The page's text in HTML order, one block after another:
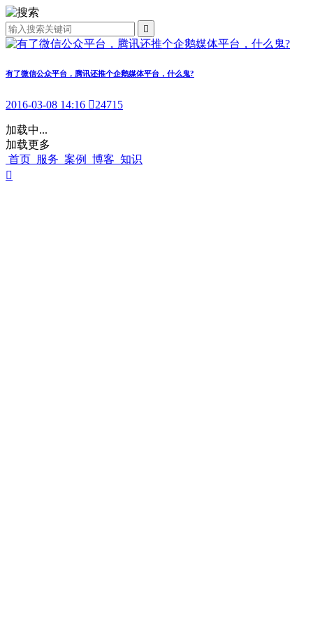

有了微信公众平台，腾讯还推个企鹅媒体平台，什么鬼?
2016-03-08 14:16 24715
加载中...
加载更多
首页 服务 案例 博客 知识
